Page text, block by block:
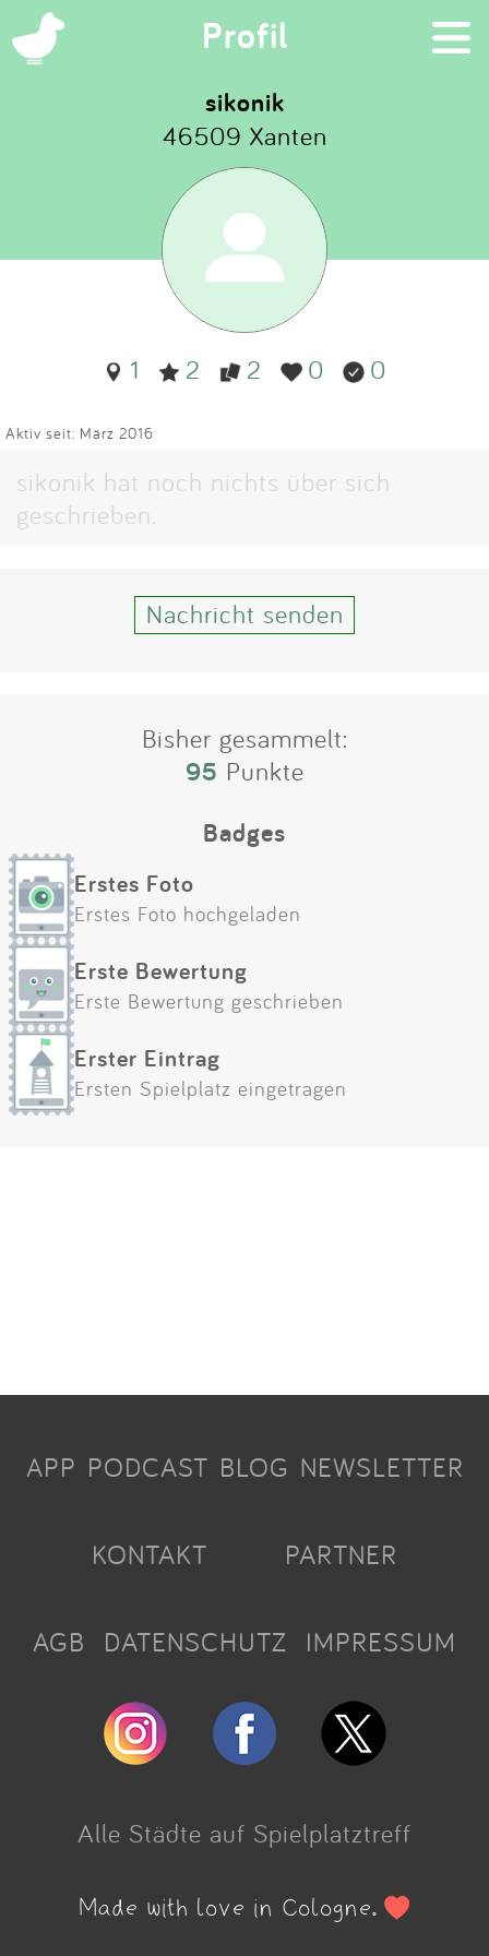
Profil ×
Suchen
Eintragen
App
Blog
Partner
Impressum
sikonik
46509 Xanten
1 2 2 0 0
Aktiv seit: März 2016
sikonik hat noch nichts über sich
geschrieben.
Nachricht senden
Bisher gesammelt:
95 Punkte
Badges
Erstes Foto
Erstes Foto hochgeladen
Erste Bewertung
Erste Bewertung geschrieben
Erster Eintrag
Ersten Spielplatz eingetragen
APP PODCAST BLOG NEWSLETTER
KONTAKT PARTNER
AGB DATENSCHUTZ IMPRESSUM
Alle Städte auf Spielplatztreff
Made with love in Cologne.